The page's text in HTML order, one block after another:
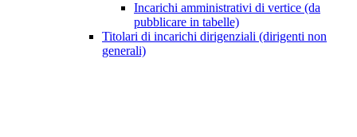
Incarichi amministrativi di vertice (da
pubblicare in tabelle)
Titolari di incarichi dirigenziali (dirigenti non
generali)